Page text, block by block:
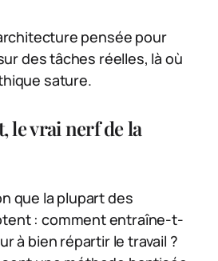
pensée pour
des tâches réelles, là où
sature.
le vrai nerf de la
que la plupart des
: comment entraîne-t-
à bien répartir le travail ?